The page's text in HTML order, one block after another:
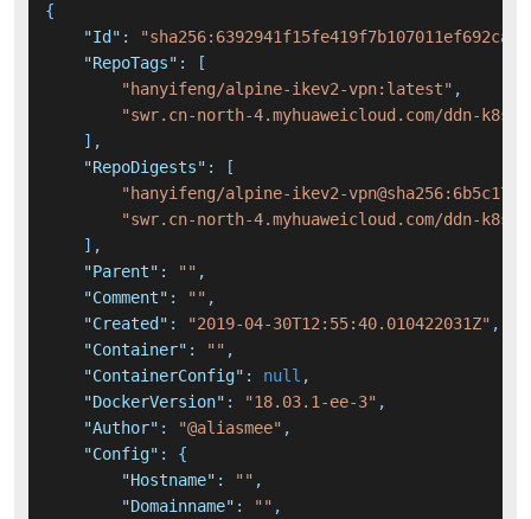
{
"Id" :
"RepoTags" :
[
"hanyifeng/alpine-ikev2-vpn:latest" ,
"swr.cn-north-4.myhuaweicloud.com/ddn-
] ,
"RepoDigests" :
[
"hanyifeng/alpine-ikev2-
"swr.cn-north-4.myhuaweicloud.com/ddn-k8s/
] ,
"Parent" : "" ,
"Comment" : "" ,
"Created" : "2019-04-30T12:55:40.010422031Z" ,
"Container" : "" ,
"ContainerConfig" : null ,
"DockerVersion" : "18.03.1-ee-3" ,
"Author" : "@aliasmee" ,
"Config" :
{
"Hostname" : "" ,
"Domainname" : "" ,